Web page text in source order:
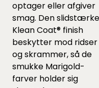
optager eller afgiver
smag. Den slidstærke
Klean Coat® finish
beskytter mod ridser
og skrammer, så de
smukke Marigold-
farver holder sig